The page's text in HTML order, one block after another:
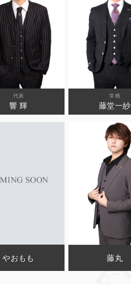
代表
響 輝
常務
藤堂一紗
やおもも 藤丸